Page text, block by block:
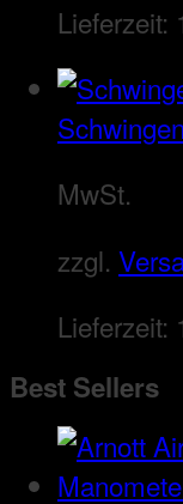
Lieferzeit:
MwSt.
zzgl.
Lieferzeit:
Best Sellers